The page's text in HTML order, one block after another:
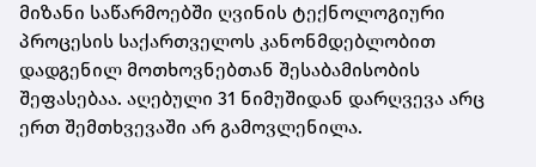
მიზანი საწარმოებში ღვინის ტექნოლოგიური
პროცესის საქართველოს კანონმდებლობით
დადგენილ მოთხოვნებთან შესაბამისობის
შეფასებაა. აღებული 31 ნიმუშიდან დარღვევა არც
ერთ შემთხვევაში არ გამოვლენილა.